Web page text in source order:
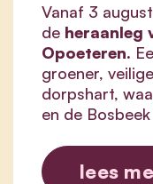
Vanaf 3
de heraanleg
Opoeteren.
groener,
dorpshart,
en de
lees